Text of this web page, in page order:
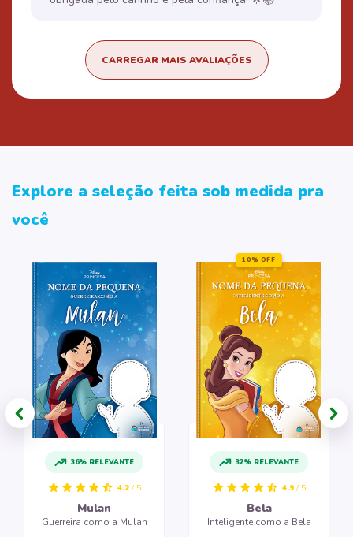
CARREGAR MAIS AVALIAÇÕES
Explore a seleção feita sob medida pra
você
36% RELEVANTE
4.2 / 5
Mulan
Guerreira como a Mulan
32% RELEVANTE
4.9 / 5
Bela
Inteligente como a Bela
10% OFF